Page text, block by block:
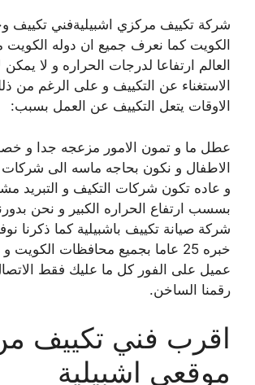
شركة تكييف مركزي اشبيليةفني تكييف
الكويت كما نعرف جميع ان دوله الكويت
العالم ارتفاعا لدرجات الحراره و لا
الاستغناء عن التكييف و على الرغم
الاوقات يتعل التكييف عن العمل بسبب:
عطل ما و تمون الامور مزعجه جدا و
الاطفال و نكون بحاجه ماسه الى شركات
و عاده تكون شركات التكيف و التبريد
بسسب ارتفاع الحراره الكبير و نحن
شركة صيانة تكييف باشبيلية كما ذكرنا
خبره 25 عاما بجميع محافظات الكويت
عميل على الفور كل ما عليك فقط
رقمنا الساخن.
اقرب فني تكييف
موقعي اشبيلية